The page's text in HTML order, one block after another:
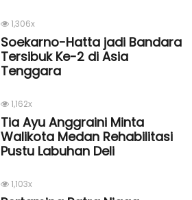
1,306x
Soekarno-Hatta jadi Bandara
Tersibuk Ke-2 di Asia
Tenggara
1,162x
Tia Ayu Anggraini Minta
Walikota Medan Rehabilitasi
Pustu Labuhan Deli
1,103x